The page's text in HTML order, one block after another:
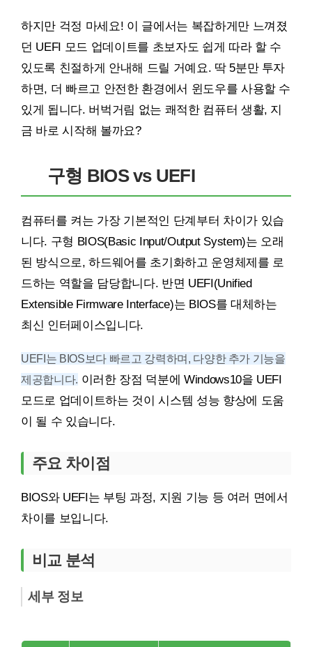
하지만 걱정 마세요! 이 글에서는 복잡하게만 느껴졌
던 UEFI 모드 업데이트를 초보자도 쉽게 따라 할 수
있도록 친절하게 안내해 드릴 거예요. 딱 5분만 투자
하면, 더 빠르고 안전한 환경에서 윈도우를 사용할 수
있게 됩니다. 버벅거림 없는 쾌적한 컴퓨터 생활, 지
금 바로 시작해 볼까요?
구형 BIOS vs UEFI
컴퓨터를 켜는 가장 기본적인 단계부터 차이가 있습
니다. 구형 BIOS(Basic Input/Output System)는 오래
된 방식으로, 하드웨어를 초기화하고 운영체제를 로
드하는 역할을 담당합니다. 반면 UEFI(Unified
Extensible Firmware Interface)는 BIOS를 대체하는
최신 인터페이스입니다.
UEFI는 BIOS보다 빠르고 강력하며, 다양한 추가 기능을
제공합니다. 이러한 장점 덕분에 Windows10을 UEFI
모드로 업데이트하는 것이 시스템 성능 향상에 도움
이 될 수 있습니다.
주요 차이점
BIOS와 UEFI는 부팅 과정, 지원 기능 등 여러 면에서
차이를 보입니다.
비교 분석
세부 정보